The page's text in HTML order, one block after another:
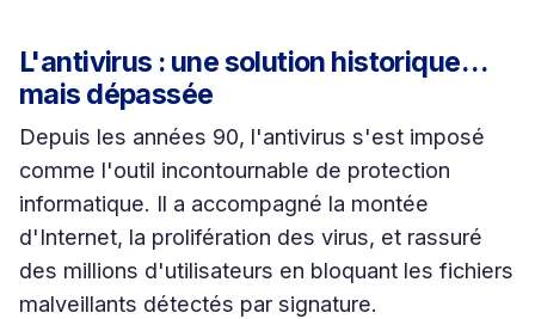
L'antivirus : une solution historique…
mais dépassée
Depuis les années 90, l'antivirus s'est imposé
comme l'outil incontournable de protection
informatique. Il a accompagné la montée
d'Internet, la prolifération des virus, et rassuré
des millions d'utilisateurs en bloquant les fichiers
malveillants détectés par signature.